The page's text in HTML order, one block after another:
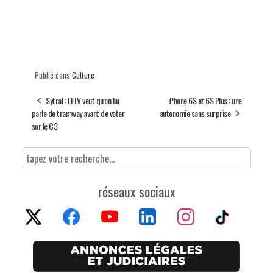
Publié dans Culture
Sytral : EELV veut qu'on lui
parle de tramway avant de voter
sur le C3
iPhone 6S et 6S Plus : une
autonomie sans surprise
réseaux sociaux